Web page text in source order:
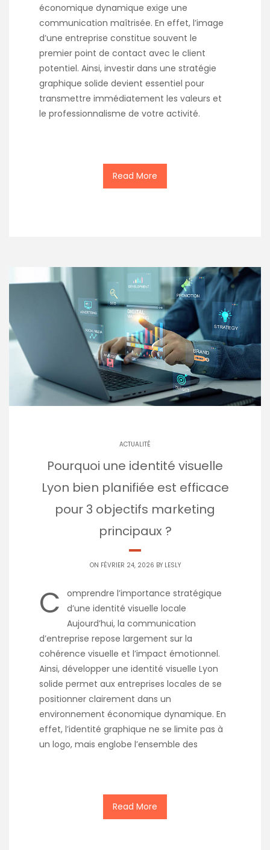
économique dynamique exige une
communication maîtrisée. En effet, l’image
d’une entreprise constitue souvent le
premier point de contact avec le client
potentiel. Ainsi, investir dans une stratégie
graphique solide devient essentiel pour
transmettre immédiatement les valeurs et
le professionnalisme de votre activité.
Read More
ACTUALITÉ
Pourquoi une identité visuelle
Lyon bien planifiée est efficace
pour 3 objectifs marketing
principaux ?
ON FÉVRIER 24, 2026 BY LESLY
C
omprendre l’importance stratégique
d’une identité visuelle locale
Aujourd’hui, la communication
d’entreprise repose largement sur la
cohérence visuelle et l’impact émotionnel.
Ainsi, développer une identité visuelle Lyon
solide permet aux entreprises locales de se
positionner clairement dans un
environnement économique dynamique. En
effet, l’identité graphique ne se limite pas à
un logo, mais englobe l’ensemble des
Read More